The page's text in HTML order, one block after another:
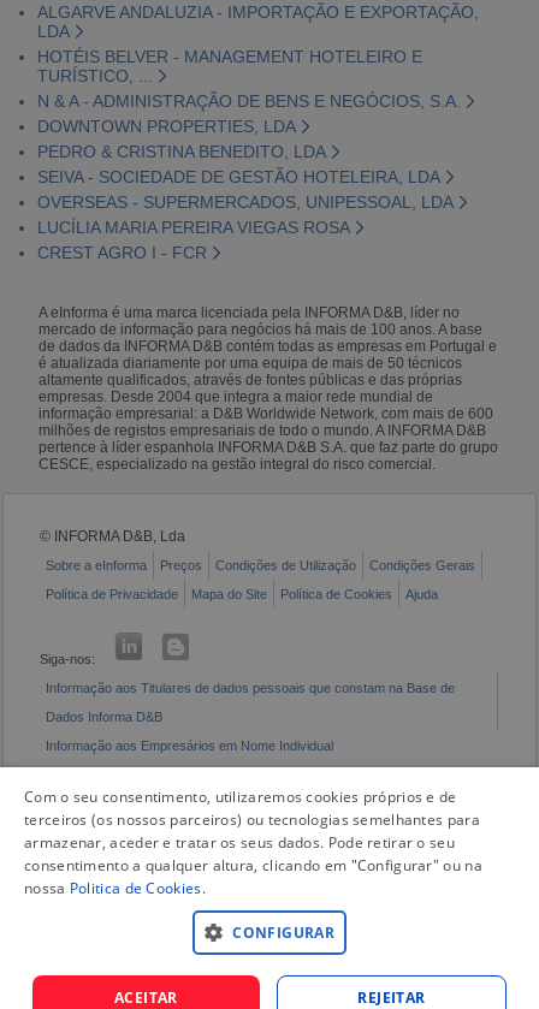
ALGARVE ANDALUZIA - IMPORTAÇÃO E EXPORTAÇÃO,
LDA
HOTÉIS BELVER - MANAGEMENT HOTELEIRO E
TURÍSTICO, ...
N & A - ADMINISTRAÇÃO DE BENS E NEGÓCIOS, S.A.
DOWNTOWN PROPERTIES, LDA
PEDRO & CRISTINA BENEDITO, LDA
SEIVA - SOCIEDADE DE GESTÃO HOTELEIRA, LDA
OVERSEAS - SUPERMERCADOS, UNIPESSOAL, LDA
LUCÍLIA MARIA PEREIRA VIEGAS ROSA
CREST AGRO I - FCR
A eInforma é uma marca licenciada pela INFORMA D&B, líder no
mercado de informação para negócios há mais de 100 anos. A base
de dados da INFORMA D&B contém todas as empresas em Portugal e
é atualizada diariamente por uma equipa de mais de 50 técnicos
altamente qualificados, através de fontes públicas e das próprias
empresas. Desde 2004 que integra a maior rede mundial de
informação empresarial: a D&B Worldwide Network, com mais de 600
milhões de registos empresariais de todo o mundo. A INFORMA D&B
pertence à líder espanhola INFORMA D&B S.A. que faz parte do grupo
CESCE, especializado na gestão integral do risco comercial.
© INFORMA D&B, Lda
Sobre a eInforma Preços Condições de Utilização
Condições Gerais
Política de Privacidade
Mapa do Site Política de Cookies Ajuda
Siga-nos:
Informação aos Titulares de dados pessoais que constam na Base de
Dados Informa D&B
Informação aos Empresários em Nome Individual
Com o seu consentimento, utilizaremos cookies próprios e de
terceiros (os nossos parceiros) ou tecnologias semelhantes para
armazenar, aceder e tratar os seus dados. Pode retirar o seu
consentimento a qualquer altura, clicando em "Configurar" ou na
nossa Politica de Cookies.
CONFIGURAR
ACEITAR REJEITAR